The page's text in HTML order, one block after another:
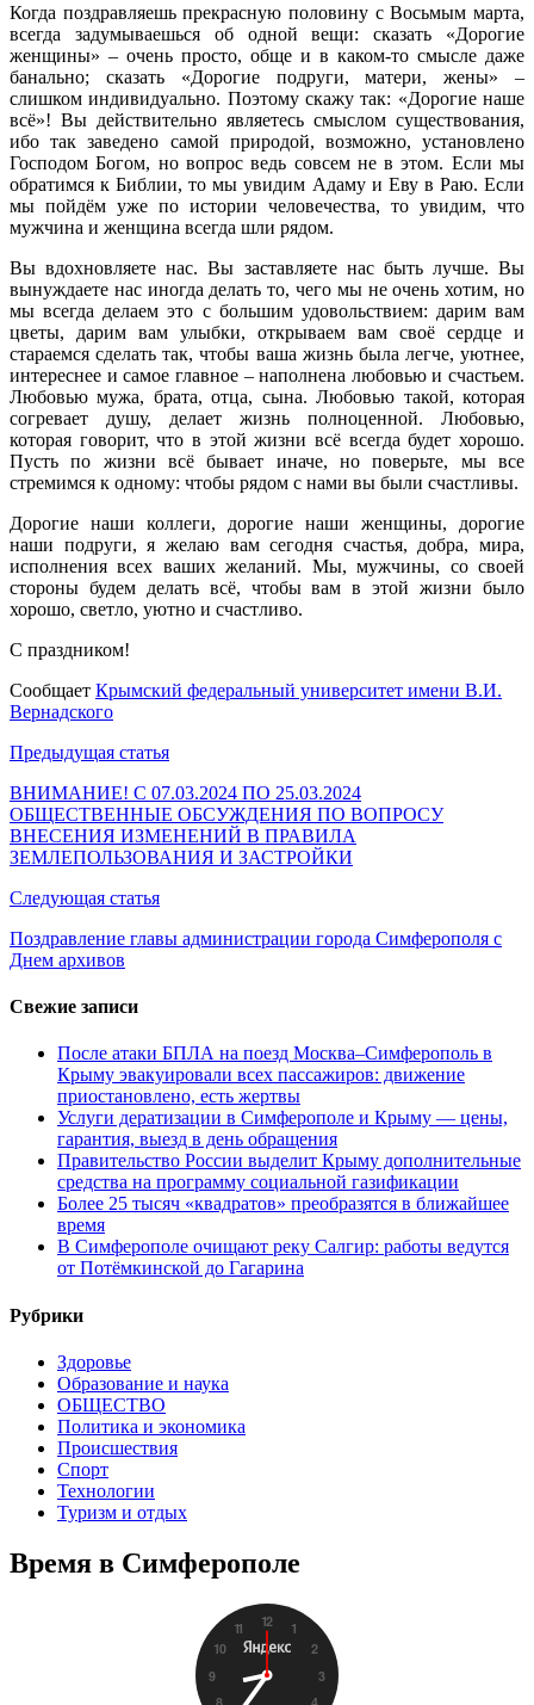
Когда поздравляешь прекрасную половину с Восьмым марта,
всегда задумываешься об одной вещи: сказать «Дорогие
женщины» – очень просто, обще и в каком-то смысле даже
банально; сказать «Дорогие подруги, матери, жены» –
слишком индивидуально. Поэтому скажу так: «Дорогие наше
всё»! Вы действительно являетесь смыслом существования,
ибо так заведено самой природой, возможно, установлено
Господом Богом, но вопрос ведь совсем не в этом. Если мы
обратимся к Библии, то мы увидим Адаму и Еву в Раю. Если
мы пойдём уже по истории человечества, то увидим, что
мужчина и женщина всегда шли рядом.
Вы вдохновляете нас. Вы заставляете нас быть лучше. Вы
вынуждаете нас иногда делать то, чего мы не очень хотим, но
мы всегда делаем это с большим удовольствием: дарим вам
цветы, дарим вам улыбки, открываем вам своё сердце и
стараемся сделать так, чтобы ваша жизнь была легче, уютнее,
интереснее и самое главное – наполнена любовью и счастьем.
Любовью мужа, брата, отца, сына. Любовью такой, которая
согревает душу, делает жизнь полноценной. Любовью,
которая говорит, что в этой жизни всё всегда будет хорошо.
Пусть по жизни всё бывает иначе, но поверьте, мы все
стремимся к одному: чтобы рядом с нами вы были счастливы.
Дорогие наши коллеги, дорогие наши женщины, дорогие
наши подруги, я желаю вам сегодня счастья, добра, мира,
исполнения всех ваших желаний. Мы, мужчины, со своей
стороны будем делать всё, чтобы вам в этой жизни было
хорошо, светло, уютно и счастливо.
С праздником!
Сообщает Крымский федеральный университет имени В.И.
Вернадского
Навигация
по
записям
Предыдущая статья
ВНИМАНИЕ! С 07.03.2024 ПО 25.03.2024
ОБЩЕСТВЕННЫЕ ОБСУЖДЕНИЯ ПО ВОПРОСУ
ВНЕСЕНИЯ ИЗМЕНЕНИЙ В ПРАВИЛА
ЗЕМЛЕПОЛЬЗОВАНИЯ И ЗАСТРОЙКИ
Следующая статья
Поздравление главы администрации города Симферополя с
Днем архивов
Свежие записи
После атаки БПЛА на поезд Москва–Симферополь в
Крыму эвакуировали всех пассажиров: движение
приостановлено, есть жертвы
Услуги дератизации в Симферополе и Крыму — цены,
гарантия, выезд в день обращения
Правительство России выделит Крыму дополнительные
средства на программу социальной газификации
Более 25 тысяч «квадратов» преобразятся в ближайшее
время
В Симферополе очищают реку Салгир: работы ведутся
от Потёмкинской до Гагарина
Рубрики
Здоровье
Образование и наука
ОБЩЕСТВО
Политика и экономика
Происшествия
Спорт
Технологии
Туризм и отдых
Время в Симферополе